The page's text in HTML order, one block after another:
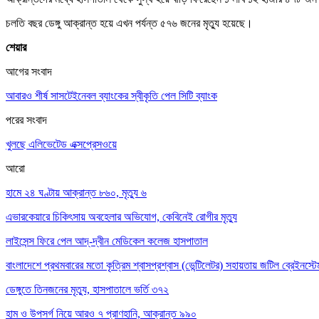
চলতি বছর ডেঙ্গু আক্রান্ত হয়ে এখন পর্যন্ত ৫৭৬ জনের মৃত্যু হয়েছে।
শেয়ার
আগের সংবাদ
আবারও শীর্ষ সাসটেইনেবল ব্যাংকের স্বীকৃতি পেল সিটি ব্যাংক
পরের সংবাদ
খুলছে এলিভেটেড এক্সপ্রেসওয়ে
আরো
হামে ২৪ ঘণ্টায় আক্রান্ত ৮৬০, মৃত্যু ৬
এভারকেয়ারে চিকিৎসায় অবহেলার অভিযোগ, কেবিনেই রোগীর মৃত্যু
লাইসেন্স ফিরে পেল আদ্-দ্বীন মেডিকেল কলেজ হাসপাতাল
বাংলাদেশে প্রথমবারের মতো কৃত্রিম শ্বাসপ্রশ্বাস (ভেন্টিলেটর) সহায়তায় জটিল
ডেঙ্গুতে তিনজনের মৃত্যু, হাসপাতালে ভর্তি ৩৭২
হাম ও উপসর্গ নিয়ে আরও ৭ প্রাণহানি, আক্রান্ত ৯৯০